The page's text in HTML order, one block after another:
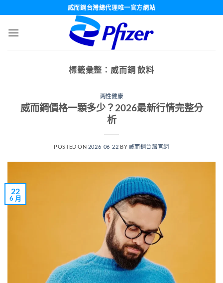
威而鋼台灣總代理唯一官方網站
標籤彙整： 威而鋼 飲料
两性健康
威而鋼價格一顆多少？2026最新行情完整分
析
POSTED ON 2026-06-22 BY 威而鋼台灣官網
22
6 月